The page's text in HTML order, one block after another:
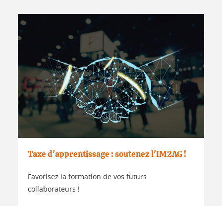
Taxe d'apprentissage : soutenez l'IM2AG !
Favorisez la formation de vos futurs
collaborateurs !